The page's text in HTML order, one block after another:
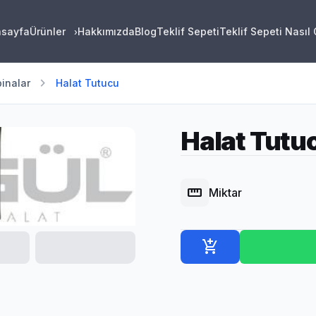
Ürünler ›HakkımızdaBlogTeklif SepetiTeklif Sepeti Nasıl
chevron_right Halat Tutucu
Halat
straighten Miktar
add_shopping_cart